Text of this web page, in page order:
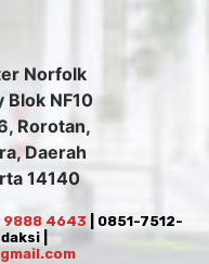
Norfolk
Blok NF10
Rorotan,
Daerah
14140
9888 4643 | 0851-7512-
|